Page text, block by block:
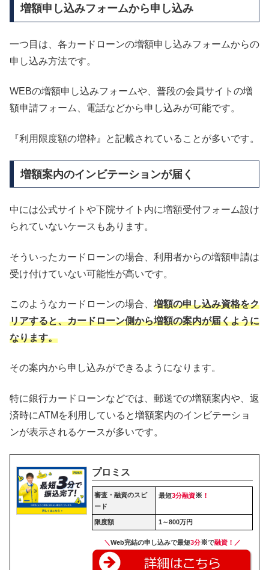
増額申し込みフォームから申し込み
一つ目は、各カードローンの増額申し込みフォームからの
申し込み方法です。
WEBの増額申し込みフォームや、普段の会員サイトの増
額申請フォーム、電話などから申し込みが可能です。
『利用限度額の増枠』と記載されていることが多いです。
増額案内のインビテーションが届く
中には公式サイトや下院サイト内に増額受付フォーム設け
られていないケースもあります。
そういったカードローンの場合、利用者からの増額申請は
受け付けていない可能性が高いです。
このようなカードローンの場合、 増額の申し込み資格をク
リアすると、カードローン側から増額の案内が届くように
なります。
その案内から申し込みができるようになります。
特に銀行カードローンなどでは、郵送での増額案内や、返
済時にATMを利用していると増額案内のインビテーショ
ンが表示されるケースが多いです。
プロミス
審査・融資のスピ
ード
最短3分融資※ ！
限度額 1～800万円
＼Web完結の申し込みで最短3分※で融資！／